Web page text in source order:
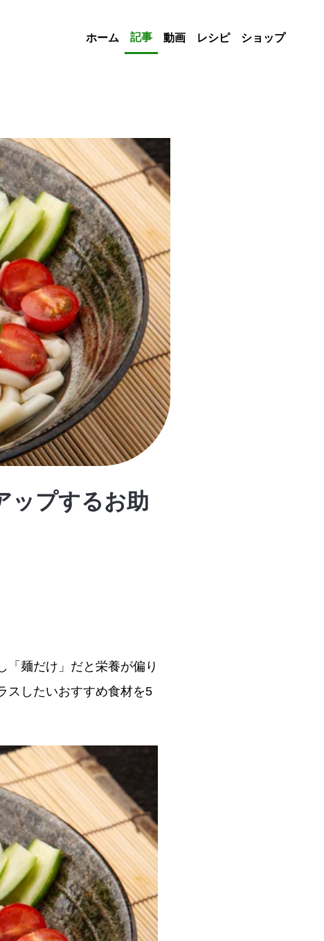
ホーム 記事 動画 レシピ ショップ
ップするお助
「麺だけ」だと栄養が偏り
スしたいおすすめ食材を5